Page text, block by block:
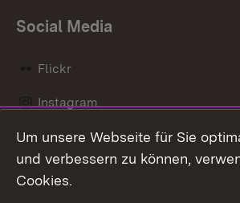
Social Media
Flickr
Instagram
Social Wall
Um unsere Webseite für Sie
und verbessern zu können,
Cookies.